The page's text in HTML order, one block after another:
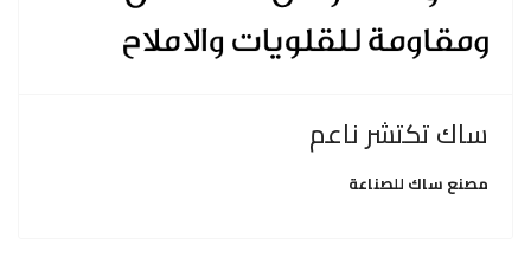
ساك تكتشر ناعم
مصنع ساك للصناعة